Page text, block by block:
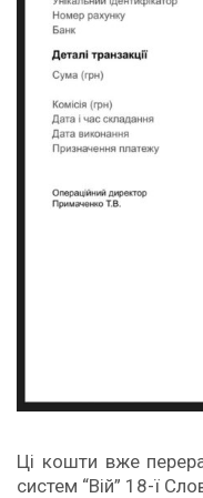
Ці кошти вже
систем “Вій” 18-ї